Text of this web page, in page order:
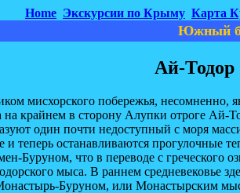
Home Экскурсии по Крыму Карта
Южный
Ай-Тодор
мисхорского побережья, несомненно,
крайнем в сторону Алупки отроге Ай-
один почти недоступный с моря
и теперь останавливаются
Буруном, что в переводе с греческого
мыса. В раннем средневековье
Буруном, или Монастырским